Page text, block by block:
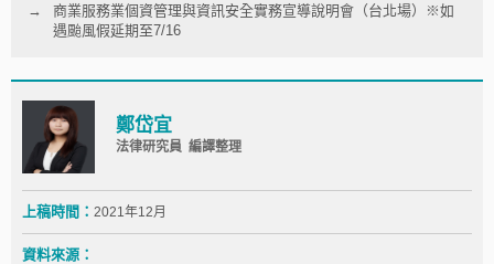
商業服務業個資管理與資訊安全實務宣導說明會（台北場）※如
遇颱風假延期至7/16
鄭岱宜
法律研究員 編譯整理
上稿時間： 2021年12月
資料來源：